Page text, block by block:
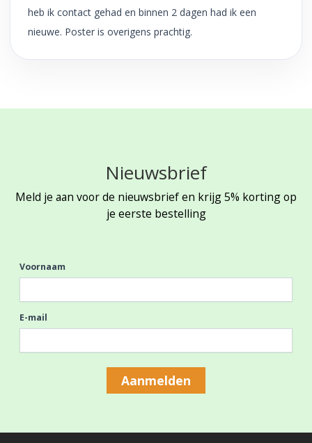
heb ik contact gehad en binnen 2 dagen had ik een
nieuwe. Poster is overigens prachtig.
Nieuwsbrief
Meld je aan voor de nieuwsbrief en krijg 5% korting op
je eerste bestelling
Voornaam
E-mail
Aanmelden